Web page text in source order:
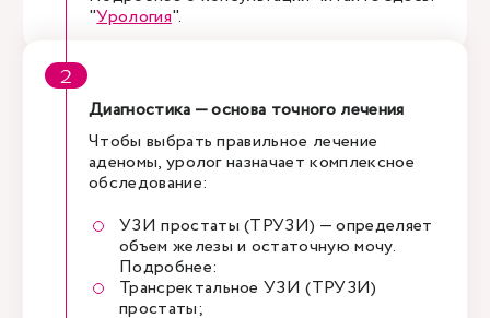
"Урология".
Диагностика — основа точного лечения
Чтобы выбрать правильное лечение
аденомы, уролог назначает комплексное
обследование:
УЗИ простаты (ТРУЗИ) — определяет
объем железы и остаточную мочу.
Подробнее:
Трансректальное УЗИ (ТРУЗИ)
простаты;